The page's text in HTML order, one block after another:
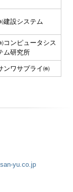
建設システム
コンピュータシス
ム研究所
ンワサプライ㈱
yu.co.jp